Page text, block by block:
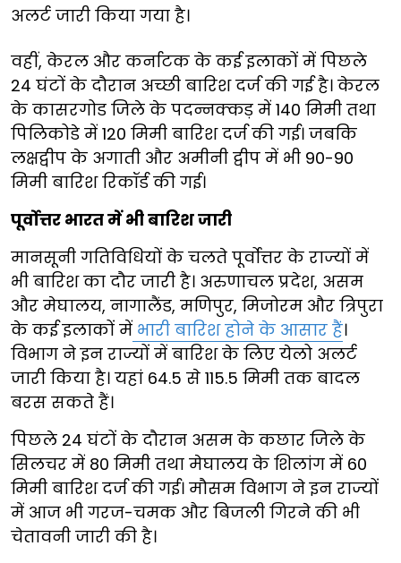
अलर्ट जारी किया गया है।
वहीं, केरल और कर्नाटक के कई इलाकों में पिछले
24 घंटों के दौरान अच्छी बारिश दर्ज की गई है। केरल
के कासरगोड जिले के पदन्नक्कड़ में 140 मिमी तथा
पिलिकोडे में 120 मिमी बारिश दर्ज की गई। जबकि
लक्षद्वीप के अगाती और अमीनी द्वीप में भी 90-90
मिमी बारिश रिकॉर्ड की गई।
पूर्वोत्तर भारत में भी बारिश जारी
मानसूनी गतिविधियों के चलते पूर्वोत्तर के राज्यों में
भी बारिश का दौर जारी है। अरुणाचल प्रदेश, असम
और मेघालय, नागालैंड, मणिपुर, मिजोरम और त्रिपुरा
के कई इलाकों में भारी बारिश होने के आसार हैं।
विभाग ने इन राज्यों में बारिश के लिए येलो अलर्ट
जारी किया है। यहां 64.5 से 115.5 मिमी तक बादल
बरस सकते हैं।
पिछले 24 घंटों के दौरान असम के कछार जिले के
सिलचर में 80 मिमी तथा मेघालय के शिलांग में 60
मिमी बारिश दर्ज की गई। मौसम विभाग ने इन राज्यों
में आज भी गरज-चमक और बिजली गिरने की भी
चेतावनी जारी की है।